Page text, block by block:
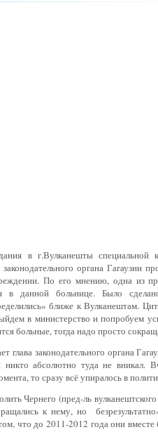
в г.Вулканешты специальной
органа Гагаузии
По его мнению, одна из
в данной больнице. Было
ближе к Вулканештам.
в министерство и попробуем
больные, тогда надо просто
глава законодательного органа
никто абсолютно туда не вникал.
то сразу всё упиралось в
Чернего (пред-ль
к нему, но
что до 2011-2012 года они